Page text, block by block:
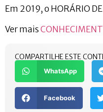
Em 2019, o HORÁRIO
Ver mais
COMPARTILHE ESTE
WhatsApp
Facebook